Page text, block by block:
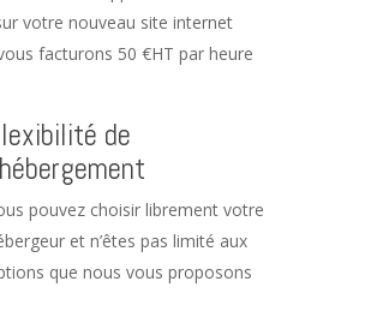
votre nouveau site internet
facturons 50 €HT par heure
de
pouvez choisir librement votre
et n’êtes pas limité aux
que nous vous proposons